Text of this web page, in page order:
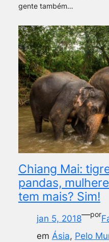
gente também…
Chiang Mai:
pandas,
tem mais? Sim!
jan 5, 2018—por
em Ásia, Pelo